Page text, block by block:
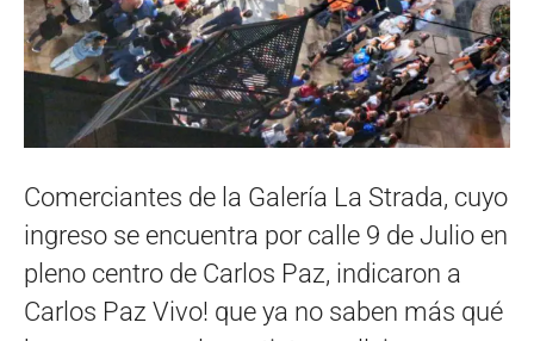
Comerciantes de la Galería La Strada, cuyo
ingreso se encuentra por calle 9 de Julio en
pleno centro de Carlos Paz, indicaron a
Carlos Paz Vivo! que ya no saben más qué